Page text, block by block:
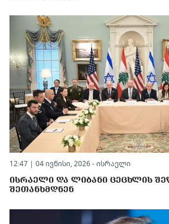
12:47 | 04 ივნისი, 2026 - ისრაელი
ᲘᲡᲠᲐᲔᲚᲘ ᲓᲐ ᲚᲘᲑᲐᲜᲘ ᲪᲔᲪᲮᲚᲘᲡ
ᲨᲔᲗᲐᲜᲮᲛᲓᲜᲔᲜ